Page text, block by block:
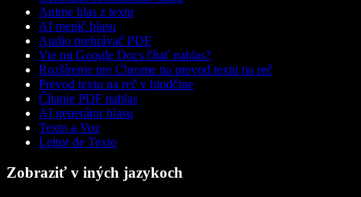
Anime hlas z textu
AI menič hlasu
Audio prehrávač PDF
Vie mi Google Docs čítať nahlas?
Rozšírenie pre Chrome na prevod textu na reč
Prevod textu na reč v hindčine
Čítanie PDF nahlas
AI generátor hlasu
Texto a Voz
Leitor de Texto
Zobraziť v iných jazykoch